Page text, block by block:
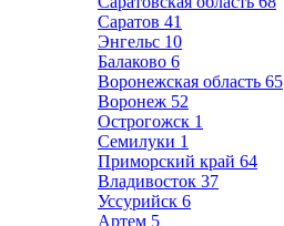
Саратов 41
Энгельс 10
Балаково 6
Воронежская область 65
Воронеж 52
Острогожск 1
Семилуки 1
Приморский край 64
Владивосток 37
Уссурийск 6
Артем 5